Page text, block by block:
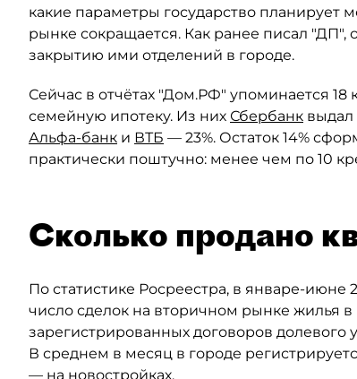
какие параметры государство планирует
рынке сокращается. Как ранее писал "ДП",
закрытию ими отделений в городе.
Сейчас в отчётах "Дом.РФ" упоминается
семейную ипотеку. Из них Сбербанк выдал
Альфа-банк и ВТБ — 23%. Остаток 14%
практически поштучно: менее чем по 10
Сколько продано
По статистике Росреестра, в январе-
число сделок на вторичном рынке жилья в
зарегистрированных договоров долевого
В среднем в месяц в городе
— на новостройках.